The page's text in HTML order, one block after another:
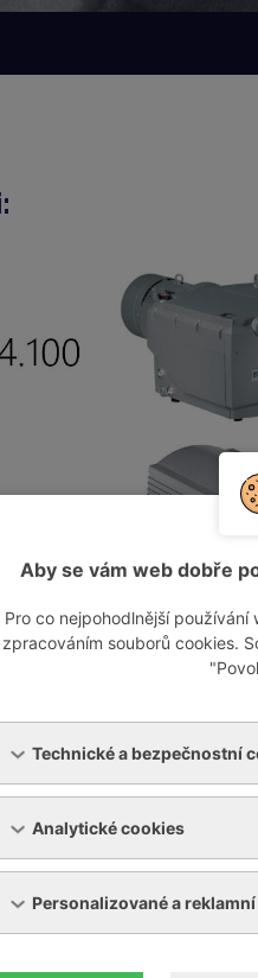
Aby se vám web dobře
Pro co nejpohodlnější
zpracováním souborů cookies.
Technické a bezpečnostní
Analytické cookies
Personalizované a